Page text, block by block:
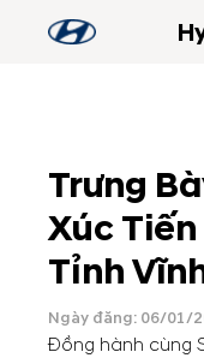
Trưng
Xúc
Tỉnh
Ngày đăng: 06/01/
Đồng hành cùng